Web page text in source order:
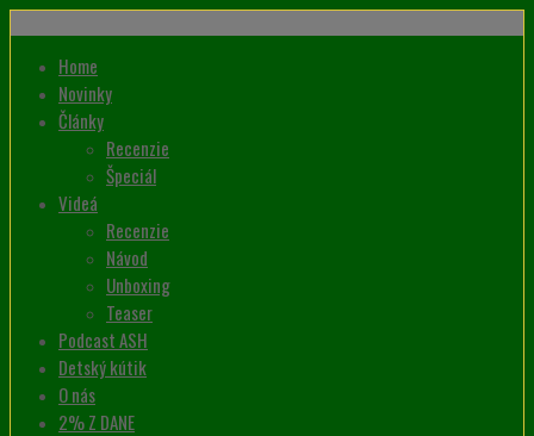
Home
Novinky
Články
Recenzie
Špeciál
Videá
Recenzie
Návod
Unboxing
Teaser
Podcast ASH
Detský kútik
O nás
2% Z DANE